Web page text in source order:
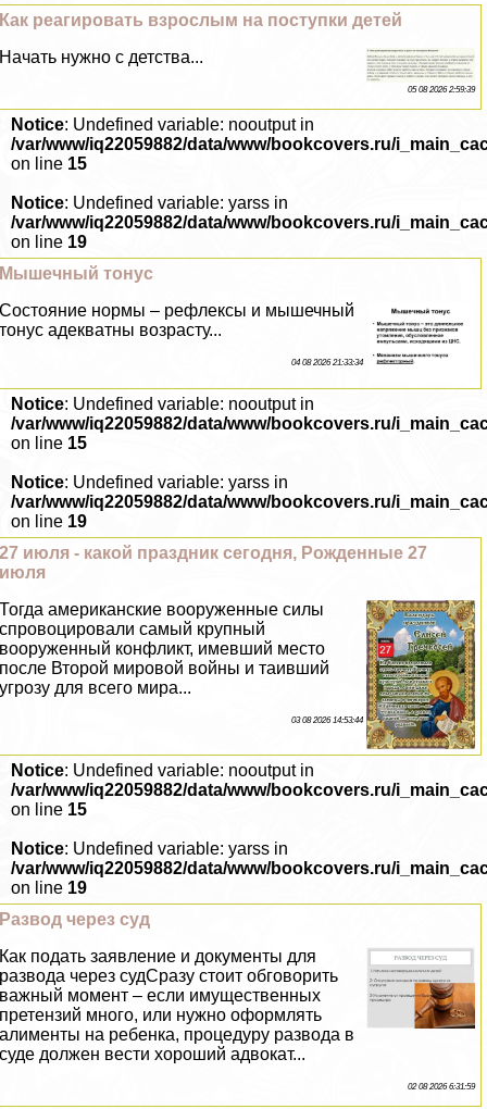
Как реагировать взрослым на поступки детей
Начать нужно с детства...
05 08 2026 2:59:39
Notice: Undefined variable: nooutput in
/var/www/iq22059882/data/www/bookcovers.ru/
on line 15
Notice: Undefined variable: yarss in
/var/www/iq22059882/data/www/bookcovers.ru/
on line 19
Мышечный тонус
Состояние нормы – рефлексы и мышечный
тонус адекватны возрасту...
04 08 2026 21:33:34
Notice: Undefined variable: nooutput in
/var/www/iq22059882/data/www/bookcovers.ru/
on line 15
Notice: Undefined variable: yarss in
/var/www/iq22059882/data/www/bookcovers.ru/
on line 19
27 июля - какой праздник сегодня, Рожденные 27
июля
Тогда американские вооруженные силы
спровоцировали самый крупный
вооруженный конфликт, имевший место
после Второй мировой войны и таивший
угрозу для всего мира...
03 08 2026 14:53:44
Notice: Undefined variable: nooutput in
/var/www/iq22059882/data/www/bookcovers.ru/
on line 15
Notice: Undefined variable: yarss in
/var/www/iq22059882/data/www/bookcovers.ru/
on line 19
Развод через суд
Как подать заявление и документы для
развода через судСразу стоит обговорить
важный момент – если имущественных
претензий много, или нужно оформлять
алименты на ребенка, процедуру развода в
суде должен вести хороший адвокат...
02 08 2026 6:31:59